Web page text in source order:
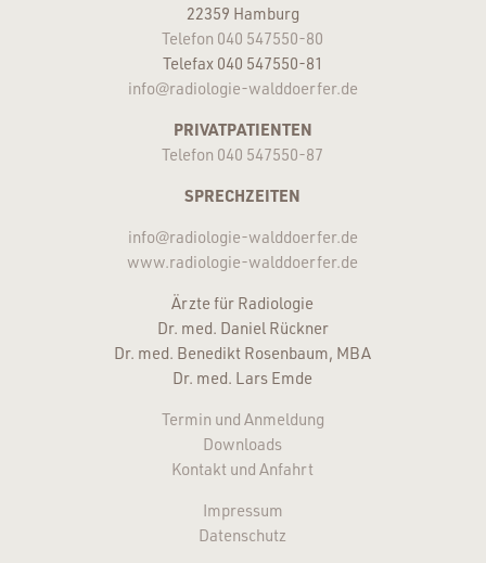
22359 Hamburg
Telefon 040 547550-80
Telefax 040 547550-81
info@radiologie-walddoerfer.de
PRIVATPATIENTEN
Telefon 040 547550-87
SPRECHZEITEN
info@radiologie-walddoerfer.de
www.radiologie-walddoerfer.de
Ärzte für Radiologie
Dr. med. Daniel Rückner
Dr. med. Benedikt Rosenbaum, MBA
Dr. med. Lars Emde
Termin und Anmeldung
Downloads
Kontakt und Anfahrt
Impressum
Datenschutz